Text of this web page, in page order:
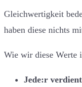
Gleichwertigkeit
haben diese nichts
Wie wir diese Werte
Jede:r